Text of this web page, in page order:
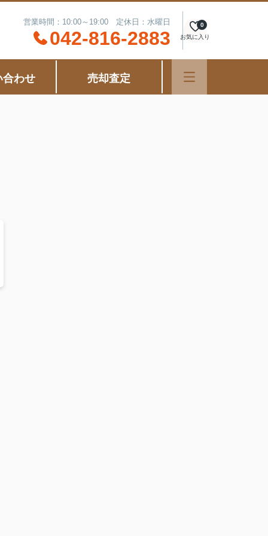
営業時間：10:00～19:00 定休日：水曜日
042-816-2883 お気に入り
0
合わせ 売却査定